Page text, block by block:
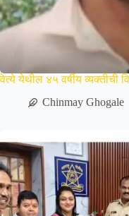
वेत्ये येथील ४५ वर्षीय व्यक्तीची
Chinmay Ghogale